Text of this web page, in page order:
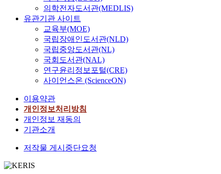
의학전자도서관(MEDLIS)
유관기관 사이트
교육부(MOE)
국립장애인도서관(NLD)
국립중앙도서관(NL)
국회도서관(NAL)
연구윤리정보포털(CRE)
사이언스온 (ScienceON)
이용약관
개인정보처리방침
개인정보 재동의
기관소개
저작물 게시중단요청